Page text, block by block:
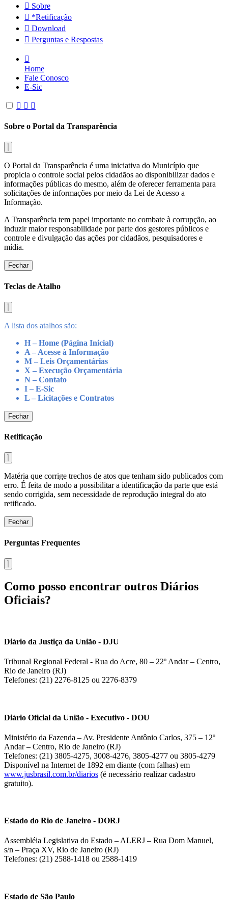
Sobre
*Retificação
Download
Perguntas e Respostas
Home
Fale Conosco
E-Sic
Sobre o Portal da Transparência
O Portal da Transparência é uma iniciativa do Município que
propicia o controle social pelos cidadãos ao disponibilizar dados e
informações públicas do mesmo, além de oferecer ferramenta para
solicitações de informações por meio da Lei de Acesso a
Informação.
A Transparência tem papel importante no combate à corrupção, ao
induzir maior responsabilidade por parte dos gestores públicos e
controle e divulgação das ações por cidadãos, pesquisadores e
mídia.
Fechar
Teclas de Atalho
A lista dos atalhos são:
H – Home (Página Inicial)
A – Acesse à Informação
M – Leis Orçamentárias
X – Execução Orçamentária
N – Contato
I – E-Sic
L – Licitações e Contratos
Fechar
Retificação
Matéria que corrige trechos de atos que tenham sido publicados com
erro. É feita de modo a possibilitar a identificação da parte que está
sendo corrigida, sem necessidade de reprodução integral do ato
retificado.
Fechar
Perguntas Frequentes
Como posso encontrar outros Diários
Oficiais?
Diário da Justiça da União - DJU
Tribunal Regional Federal - Rua do Acre, 80 – 22º Andar – Centro,
Rio de Janeiro (RJ)
Telefones: (21) 2276-8125 ou 2276-8379
Diário Oficial da União - Executivo - DOU
Ministério da Fazenda – Av. Presidente Antônio Carlos, 375 – 12º
Andar – Centro, Rio de Janeiro (RJ)
Telefones: (21) 3805-4275, 3008-4276, 3805-4277 ou 3805-4279
Disponível na Internet de 1892 em diante (com falhas) em
www.jusbrasil.com.br/diarios (é necessário realizar cadastro
gratuito).
Estado do Rio de Janeiro - DORJ
Assembléia Legislativa do Estado – ALERJ – Rua Dom Manuel,
s/n – Praça XV, Rio de Janeiro (RJ)
Telefones: (21) 2588-1418 ou 2588-1419
Estado de São Paulo